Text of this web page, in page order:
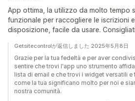
App ottima, la utilizzo da molto tempo
funzionale per raccogliere le iscrizioni
disposizione, facile da usare.
Getsitecontrolが返信しました 2025年5月8日
Grazie per la tua fedeltà e per aver
sentire che trovi l'app uno strumento
lista di email e che trovi i widget versatili e
come la tua significano molto per noi e
nostra comunità.